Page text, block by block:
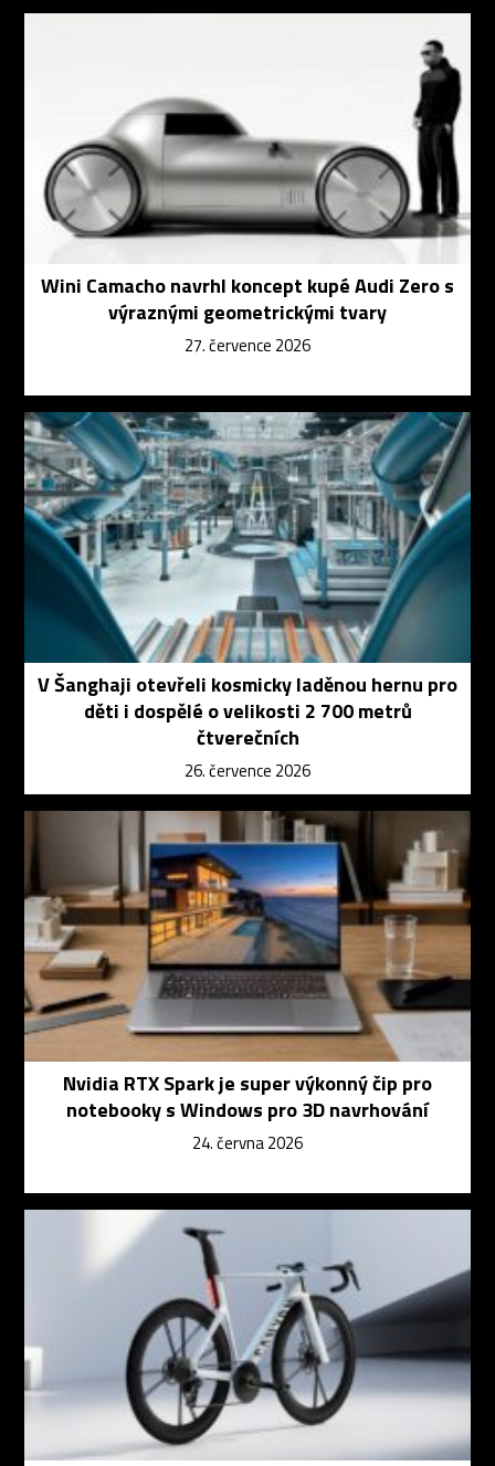
Wini Camacho navrhl koncept kupé Audi Zero s
výraznými geometrickými tvary
27. července 2026
V Šanghaji otevřeli kosmicky laděnou hernu pro
děti i dospělé o velikosti 2 700 metrů
čtverečních
26. července 2026
Nvidia RTX Spark je super výkonný čip pro
notebooky s Windows pro 3D navrhování
24. června 2026